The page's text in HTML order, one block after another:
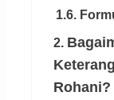
1.6.
2.
Rohani?